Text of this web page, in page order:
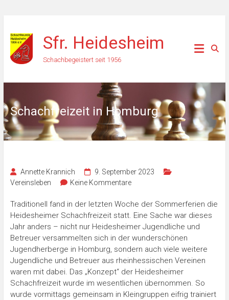
Inhalt
springen
Sfr. Heidesheim
Schachbegeistert seit 1956
Schachfreizeit in Homburg
Annette Krannich
9. September 2023
Vereinsleben
Keine Kommentare
Traditionell fand in der letzten Woche der Sommerferien die
Heidesheimer Schachfreizeit statt. Eine Sache war dieses
Jahr anders – nicht nur Heidesheimer Jugendliche und
Betreuer versammelten sich in der wunderschönen
Jugendherberge in Homburg, sondern auch viele weitere
Jugendliche und Betreuer aus rheinhessischen Vereinen
waren mit dabei. Das „Konzept“ der Heidesheimer
Schachfreizeit wurde im wesentlichen übernommen. So
wurde vormittags gemeinsam in Kleingruppen eifrig trainiert